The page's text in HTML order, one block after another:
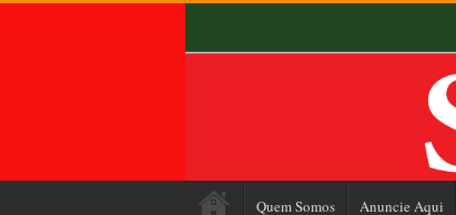
Quem Somos Anuncie Aqui